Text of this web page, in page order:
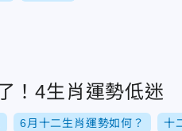
！4生肖運勢低迷
6月十二生肖運勢如何？ 十